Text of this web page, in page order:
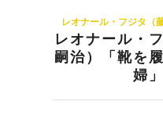
レオナール・フジタ（
レオナール・
嗣治）「靴を
婦」